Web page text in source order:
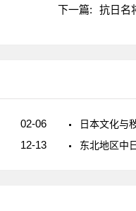
下一篇: 抗日名
02-06 日本文化与
12-13 东北地区中